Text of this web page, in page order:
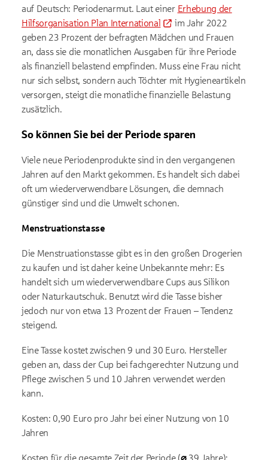
auf Deutsch: Periodenarmut. Laut einer Erhebung der
Hilfsorganisation Plan International
im Jahr 2022
geben 23 Prozent der befragten Mädchen und Frauen
an, dass sie die monatlichen Ausgaben für ihre Periode
als finanziell belastend empfinden. Muss eine Frau nicht
nur sich selbst, sondern auch Töchter mit Hygieneartikeln
versorgen, steigt die monatliche finanzielle Belastung
zusätzlich.
So können Sie bei der Periode sparen
Viele neue Periodenprodukte sind in den vergangenen
Jahren auf den Markt gekommen. Es handelt sich dabei
oft um wiederverwendbare Lösungen, die demnach
günstiger sind und die Umwelt schonen.
Menstruationstasse
Die Menstruationstasse gibt es in den großen Drogerien
zu kaufen und ist daher keine Unbekannte mehr: Es
handelt sich um wiederverwendbare Cups aus Silikon
oder Naturkautschuk. Benutzt wird die Tasse bisher
jedoch nur von etwa 13 Prozent der Frauen – Tendenz
steigend.
Eine Tasse kostet zwischen 9 und 30 Euro. Hersteller
geben an, dass der Cup bei fachgerechter Nutzung und
Pflege zwischen 5 und 10 Jahren verwendet werden
kann.
Kosten: 0,90 Euro pro Jahr bei einer Nutzung von 10
Jahren
Kosten für die gesamte Zeit der Periode (⌀ 39 Jahre):